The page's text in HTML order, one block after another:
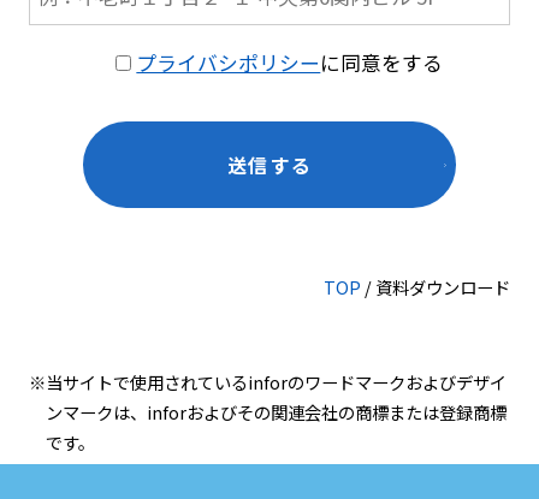
プライバシポリシーに同意をする
TOP / 資料ダウンロード
当サイトで使用されているinforのワードマークおよびデザイ
ンマークは、inforおよびその関連会社の商標または登録商標
です。